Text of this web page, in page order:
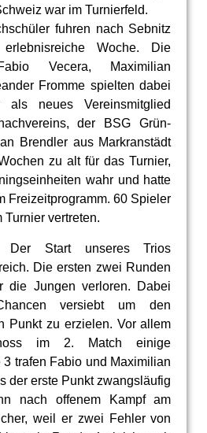
war im Turnierfeld.
fuhren nach Sebnitz
Woche. Die
Vecera, Maximilian
Fromme spielten dabei
neues Vereinsmitglied
der BSG Grün-
Brendler aus Markranstädt
zu alt für das Turnier,
wahr und hatte
Freizeitprogramm. 60 Spieler
vertreten.
Der Start unseres Trios
Die ersten zwei Runden
die Jungen verloren. Dabei
versiebt um den
Punkt zu erzielen. Vor allem
im 2. Match einige
3 trafen Fabio und Maximilian
der erste Punkt zwangsläufig
nach offenem Kampf am
weil er zwei Fehler von